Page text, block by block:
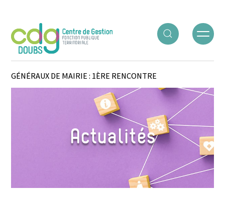
ACCUEIL○ACTUALITÉS○RÉSEAU DES SECRÉTAIRES
GÉNÉRAUX DE MAIRIE : 1ÈRE RENCONTRE
Actualités